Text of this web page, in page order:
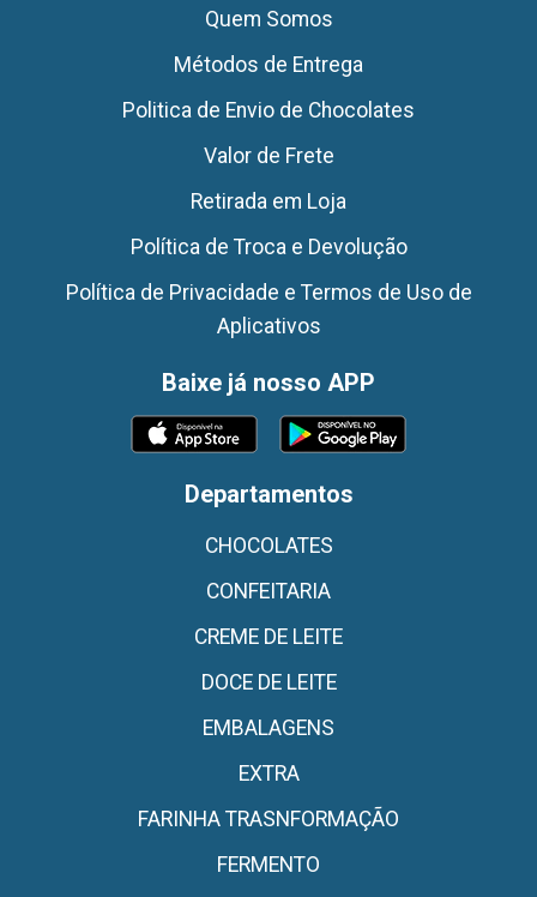
Quem Somos
Métodos de Entrega
Politica de Envio de Chocolates
Valor de Frete
Retirada em Loja
Política de Troca e Devolução
Política de Privacidade e Termos de Uso de
Aplicativos
Baixe já nosso APP
Departamentos
CHOCOLATES
CONFEITARIA
CREME DE LEITE
DOCE DE LEITE
EMBALAGENS
EXTRA
FARINHA TRASNFORMAÇÃO
FERMENTO